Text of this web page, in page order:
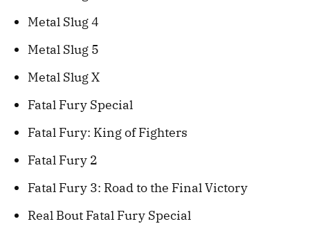
Metal Slug 4
Metal Slug 5
Metal Slug X
Fatal Fury Special
Fatal Fury: King of Fighters
Fatal Fury 2
Fatal Fury 3: Road to the Final Victory
Real Bout Fatal Fury Special